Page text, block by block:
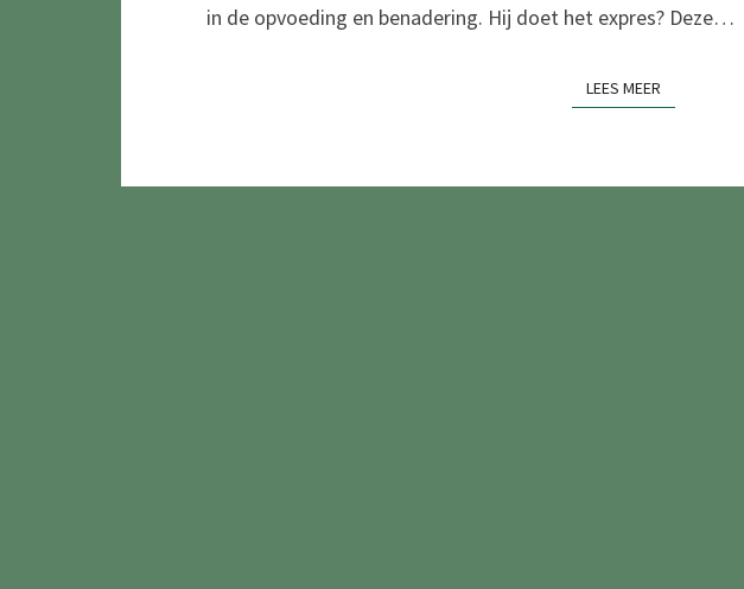
A
N
in de opvoeding en benadering. Hij doet het expres? Deze…
LEES MEER